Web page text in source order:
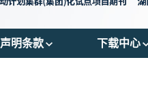
声明条款 下载中心